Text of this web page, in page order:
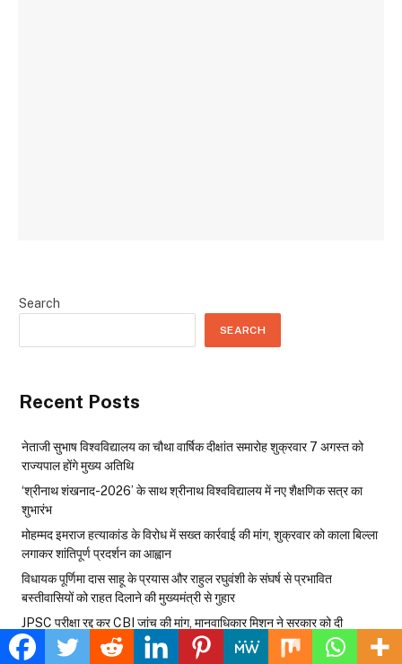
Search
SEARCH
Recent Posts
नेताजी सुभाष विश्वविद्यालय का चौथा वार्षिक दीक्षांत समारोह शुक्रवार 7 अगस्त को
राज्यपाल होंगे मुख्य अतिथि
‘श्रीनाथ शंखनाद-2026’ के साथ श्रीनाथ विश्वविद्यालय में नए शैक्षणिक सत्र का
शुभारंभ
मोहम्मद इमराज हत्याकांड के विरोध में सख्त कार्रवाई की मांग, शुक्रवार को काला बिल्ला
लगाकर शांतिपूर्ण प्रदर्शन का आह्वान
विधायक पूर्णिमा दास साहू के प्रयास और राहुल रघुवंशी के संघर्ष से प्रभावित
बस्तीवासियों को राहत दिलाने की मुख्यमंत्री से गुहार
JPSC परीक्षा रद्द कर CBI जांच की मांग, मानवाधिकार मिशन ने सरकार को दी
चेतावनी…. ओल्ड कोर्ट परिसर में बैठक कर छात्र आंदोलन को दिया समर्थन, जंतर-मंतर
जैसी स्थिति से बचने की अपील